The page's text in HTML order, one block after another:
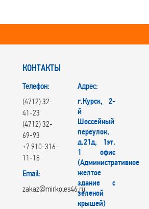
КОНТАКТЫ
Телефон:
(4712) 32-
41-23
(4712) 32-
69-93
+7 910-316-
11-18
Email:
zakaz@mirkoles46.ru
Адрес:
г.Курск, 2-
й
Шоссейный
переулок,
д.21д, 1эт.
1 офис
(Административное
желтое
здание с
зеленой
крышей)